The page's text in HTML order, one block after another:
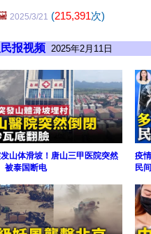
2025/3/21 (215,391次)
民报视频 2025年2月11日
山体滑坡！唐山三甲医院突然
被泰国断电
疫
民